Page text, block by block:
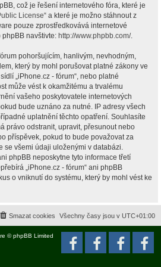
což je řešení internetového fóra, které je
License“ a které je možno stáhnout z
pouze zprostředkovává internetové
navštivte: http://www.phpbb.com/.
pohoršujícím, hanlivým, nevhodným,
který by mohl porušovat platné zákony ve
„iPhone.cz - fórum“, nebo platné
může vést k okamžitému a trvalému
vašeho poskytovatele internetových
bude uznáno za nutné. IP adresy všech
uplatnění těchto opatření. Souhlasíte
právo odstranit, upravit, přesunout nebo
příspěvek, pokud to bude považovat za
se všemi údaji uloženými v databázi.
phpBB neposkytne tyto informace třetí
„iPhone.cz - fórum“ ani phpBB
o vniknutí do systému, který by mohl vést ke
Všechny časy jsou v UTC+01:00
Smazat cookies
© phpBB Limited